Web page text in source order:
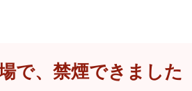
で、禁煙できました